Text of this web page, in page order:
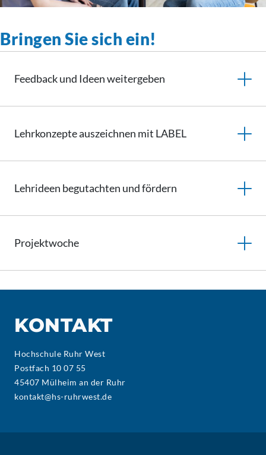
Bringen Sie sich ein!
Feedback und Ideen weitergeben
Lehrkonzepte auszeichnen mit LABEL
Lehrideen begutachten und fördern
Projektwoche
KONTAKT
Hochschule Ruhr West
Postfach 10 07 55
45407 Mülheim an der Ruhr
kontakt@hs-ruhrwest.de